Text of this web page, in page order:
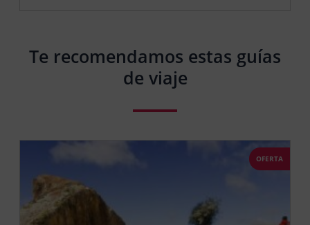
Te recomendamos estas guías
de viaje
OFERTA